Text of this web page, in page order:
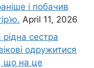
і побачив
April 11, 2026
сестра
одружитися
що на це